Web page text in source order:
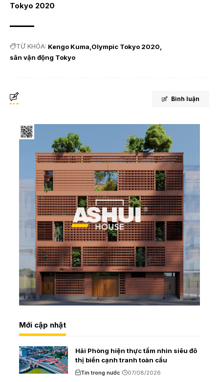
Tokyo 2020
TỪ KHÓA: Kengo Kuma Olympic Tokyo 2020
sân vận động Tokyo
Bình luận
Mới cập nhật
Hải Phòng hiện thực tầm nhìn siêu đô
thị biển cạnh tranh toàn cầu
Tin trong nước 07/08/2026